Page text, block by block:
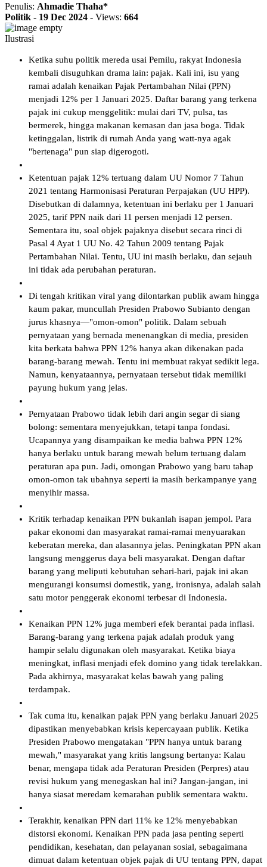
Penulis: Ahmadie Thaha*
Politik - 19 Dec 2024 - Views: 664
Ilustrasi
Ketika suhu politik mereda usai Pemilu, rakyat Indonesia
kembali disuguhkan drama lain: pajak. Kali ini, isu yang
ramai adalah kenaikan Pajak Pertambahan Nilai (PPN)
menjadi 12% per 1 Januari 2025. Daftar barang yang terkena
pajak ini cukup menggelitik: mulai dari TV, pulsa, tas
bermerek, hingga makanan kemasan dan jasa boga. Tidak
ketinggalan, listrik di rumah Anda yang watt-nya agak
"bertenaga" pun siap digerogoti.
Ketentuan pajak 12% tertuang dalam UU Nomor 7 Tahun
2021 tentang Harmonisasi Peraturan Perpajakan (UU HPP).
Disebutkan di dalamnya, ketentuan ini berlaku per 1 Januari
2025, tarif PPN naik dari 11 persen menjadi 12 persen.
Sementara itu, soal objek pajaknya disebut secara rinci di
Pasal 4 Ayat 1 UU No. 42 Tahun 2009 tentang Pajak
Pertambahan Nilai. Tentu, UU ini masih berlaku, dan sejauh
ini tidak ada perubahan peraturan.
Di tengah kritikan viral yang dilontarkan publik awam hingga
kaum pakar, muncullah Presiden Prabowo Subianto dengan
jurus khasnya—"omon-omon" politik. Dalam sebuah
pernyataan yang bernada menenangkan di media, presiden
kita berkata bahwa PPN 12% hanya akan dikenakan pada
barang-barang mewah. Tentu ini membuat rakyat sedikit lega.
Namun, kenyataannya, pernyataan tersebut tidak memiliki
payung hukum yang jelas.
Pernyataan Prabowo tidak lebih dari angin segar di siang
bolong: sementara menyejukkan, tetapi tanpa fondasi.
Ucapannya yang disampaikan ke media bahwa PPN 12%
hanya berlaku untuk barang mewah belum tertuang dalam
peraturan apa pun. Jadi, omongan Prabowo yang baru tahap
omon-omon tak ubahnya seperti ia masih berkampanye yang
menyihir massa.
Kritik terhadap kenaikan PPN bukanlah isapan jempol. Para
pakar ekonomi dan masyarakat ramai-ramai menyuarakan
keberatan mereka, dan alasannya jelas. Peningkatan PPN akan
langsung menggerus daya beli masyarakat. Dengan daftar
barang yang meliputi kebutuhan sehari-hari, pajak ini akan
mengurangi konsumsi domestik, yang, ironisnya, adalah salah
satu motor penggerak ekonomi terbesar di Indonesia.
Kenaikan PPN 12% juga memberi efek berantai pada inflasi.
Barang-barang yang terkena pajak adalah produk yang
hampir selalu digunakan oleh masyarakat. Ketika biaya
meningkat, inflasi menjadi efek domino yang tidak terelakkan.
Pada akhirnya, masyarakat kelas bawah yang paling
terdampak.
Tak cuma itu, kenaikan pajak PPN yang berlaku Januari 2025
dipastikan menyebabkan krisis kepercayaan publik. Ketika
Presiden Prabowo mengatakan "PPN hanya untuk barang
mewah," masyarakat yang kritis langsung bertanya: Kalau
benar, mengapa tidak ada Peraturan Presiden (Perpres) atau
revisi hukum yang menegaskan hal ini? Jangan-jangan, ini
hanya siasat meredam kemarahan publik sementara waktu.
Terakhir, kenaikan PPN dari 11% ke 12% menyebabkan
distorsi ekonomi. Kenaikan PPN pada jasa penting seperti
pendidikan, kesehatan, dan pelayanan sosial, sebagaimana
dimuat dalam ketentuan objek pajak di UU tentang PPN, dapat